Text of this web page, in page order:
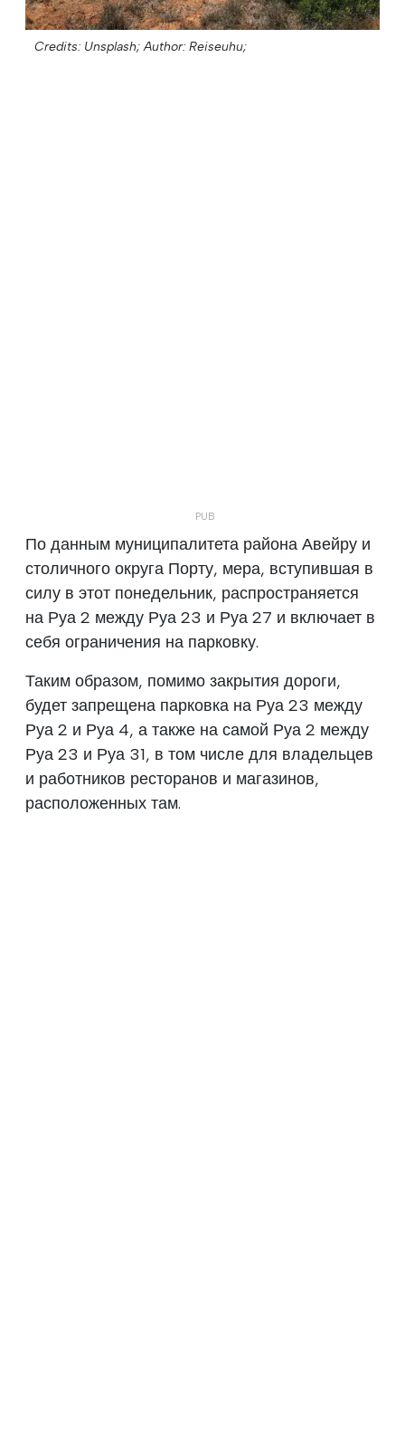
Credits: Unsplash; Author: Reiseuhu;
По данным муниципалитета района Авейру и
столичного округа Порту, мера, вступившая в
силу в этот понедельник, распространяется
на Руа 2 между Руа 23 и Руа 27 и включает в
себя ограничения на парковку.
Таким образом, помимо закрытия дороги,
будет запрещена парковка на Руа 23 между
Руа 2 и Руа 4, а также на самой Руа 2 между
Руа 23 и Руа 31, в том числе для владельцев
и работников ресторанов и магазинов,
расположенных там.